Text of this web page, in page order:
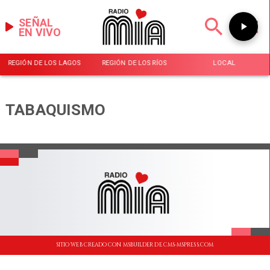
EN VIVO
SEÑAL
REGIÓN DE LOS LAGOS REGIÓN DE LOS RÍOS LOCAL
TABAQUISMO
SITIO WEB CREADO CON MSBUILDER DE CMS-MSPRESS.COM